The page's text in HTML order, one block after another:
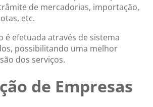
de mercadorias, importação,
etc.
é efetuada através de sistema
possibilitando uma melhor
dos serviços.
de Empresas